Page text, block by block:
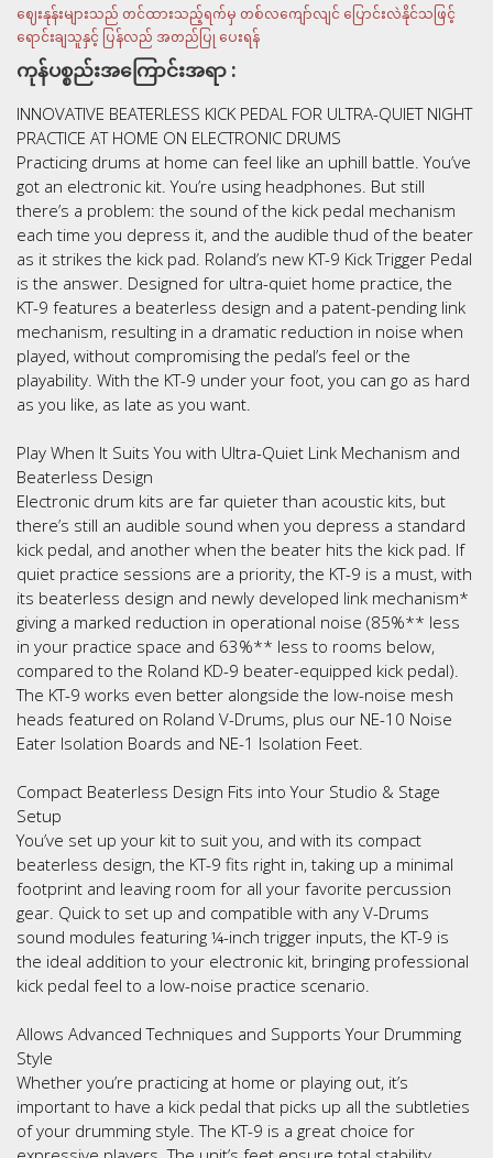
ဈေးနုန်းများသည် တင်ထားသည့်ရက်မှ တစ်လကျော်လျင် ပြောင်းလဲနိုင်သဖြင့်
ရောင်းချသူနှင့် ပြန်လည် အတည်ပြု ပေးရန်
ကုန်ပစ္စည်းအကြောင်းအရာ :
INNOVATIVE BEATERLESS KICK PEDAL FOR ULTRA-QUIET NIGHT
PRACTICE AT HOME ON ELECTRONIC DRUMS
Practicing drums at home can feel like an uphill battle. You’ve
got an electronic kit. You’re using headphones. But still
there’s a problem: the sound of the kick pedal mechanism
each time you depress it, and the audible thud of the beater
as it strikes the kick pad. Roland’s new KT-9 Kick Trigger Pedal
is the answer. Designed for ultra-quiet home practice, the
KT-9 features a beaterless design and a patent-pending link
mechanism, resulting in a dramatic reduction in noise when
played, without compromising the pedal’s feel or the
playability. With the KT-9 under your foot, you can go as hard
as you like, as late as you want.
Play When It Suits You with Ultra-Quiet Link Mechanism and
Beaterless Design
Electronic drum kits are far quieter than acoustic kits, but
there’s still an audible sound when you depress a standard
kick pedal, and another when the beater hits the kick pad. If
quiet practice sessions are a priority, the KT-9 is a must, with
its beaterless design and newly developed link mechanism*
giving a marked reduction in operational noise (85%** less
in your practice space and 63%** less to rooms below,
compared to the Roland KD-9 beater-equipped kick pedal).
The KT-9 works even better alongside the low-noise mesh
heads featured on Roland V-Drums, plus our NE-10 Noise
Eater Isolation Boards and NE-1 Isolation Feet.
Compact Beaterless Design Fits into Your Studio & Stage
Setup
You’ve set up your kit to suit you, and with its compact
beaterless design, the KT-9 fits right in, taking up a minimal
footprint and leaving room for all your favorite percussion
gear. Quick to set up and compatible with any V-Drums
sound modules featuring ¼-inch trigger inputs, the KT-9 is
the ideal addition to your electronic kit, bringing professional
kick pedal feel to a low-noise practice scenario.
Allows Advanced Techniques and Supports Your Drumming
Style
Whether you’re practicing at home or playing out, it’s
important to have a kick pedal that picks up all the subtleties
of your drumming style. The KT-9 is a great choice for